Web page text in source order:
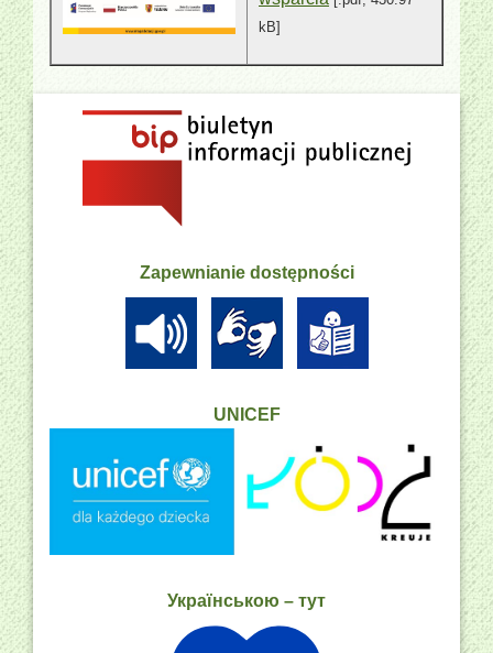
kB]
Zapewnianie dostępności
UNICEF
Українською – тут